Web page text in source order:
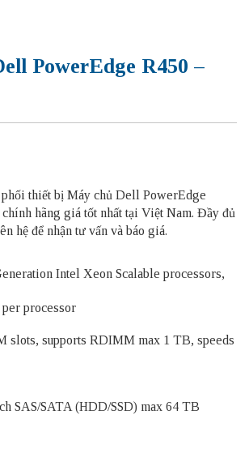
PowerEdge R450 –
thiết bị Máy chủ Dell PowerEdge
hãng giá tốt nhất tại Việt Nam. Đầy đủ
hệ để nhận tư vấn và báo giá.
Intel Xeon Scalable processors,
processor
slots, supports RDIMM max 1 TB, speeds
SAS/SATA (HDD/SSD) max 64 TB